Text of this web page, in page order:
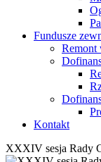
Fundusze
Remont
Kontakt
XXXIV sesja Rady